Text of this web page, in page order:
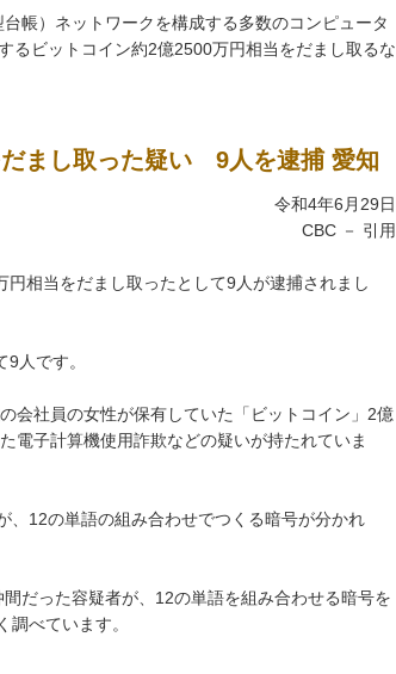
帳）ネットワークを構成する多数のコンピュータ
るビットコイン約2億2500万円相当をだまし取るな
まし取った疑い 9人を逮捕 愛知
令和4年6月29日
CBC － 引用
相当をだまし取ったとして9人が逮捕されまし
人です。
会社員の女性が保有していた「ビットコイン」2億
電子計算機使用詐欺などの疑いが持たれていま
、12の単語の組み合わせでつくる暗号が分かれ
だった容疑者が、12の単語を組み合わせる暗号を
べています。